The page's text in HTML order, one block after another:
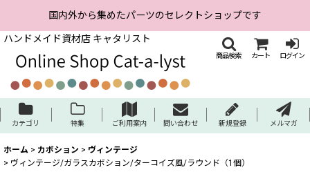
国内外から集めたパーツのセレクトショップです
ハンドメイド資材店 キャタリスト
商品検索 カート ログイン
カテゴリ 特集 ご利用案内 問い合わせ 新規登録 メルマガ
ホーム > カボション > ヴィンテージ
> ヴィンテージ/ガラスカボション/ターコイズ風/ラウンド（1個）